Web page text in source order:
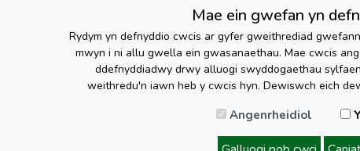
Mae ein gwefan yn
Rydym yn defnyddio cwcis ar gyfer gweithrediad
mwyn i ni allu gwella ein gwasanaethau. Mae cwcis
ddefnyddiadwy drwy alluogi swyddogaethau
weithredu'n iawn heb y cwcis hyn. Dewiswch eich
Angenrheidiol